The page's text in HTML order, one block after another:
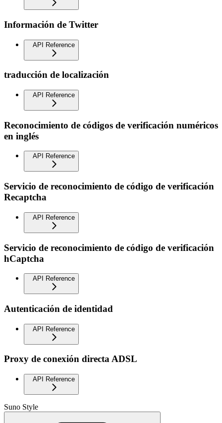
Información de Twitter
API Reference
traducción de localización
API Reference
Reconocimiento de códigos de verificación numéricos
en inglés
API Reference
Servicio de reconocimiento de código de verificación
Recaptcha
API Reference
Servicio de reconocimiento de código de verificación
hCaptcha
API Reference
Autenticación de identidad
API Reference
Proxy de conexión directa ADSL
API Reference
Suno Style